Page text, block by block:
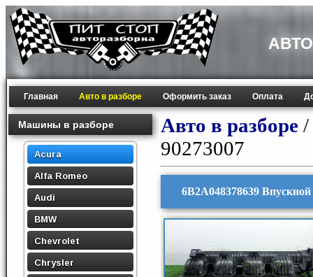
Главная Авто в разборе Оформить заказ Оплата
Машины в разборе
Acura
Alfa Romeo
Audi
BMW
Chevrolet
Chrysler
Авто в разборе /
90273007
6B2A048378639